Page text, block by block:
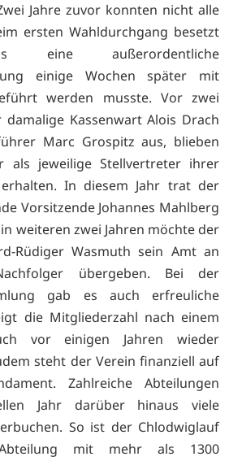
Jahre zuvor konnten nicht alle
ersten Wahldurchgang besetzt
eine außerordentliche
einige Wochen später mit
werden musste. Vor zwei
damalige Kassenwart Alois Drach
Marc Grospitz aus, blieben
als jeweilige Stellvertreter ihrer
In diesem Jahr trat der
Vorsitzende Johannes Mahlberg
weiteren zwei Jahren möchte der
Rüdiger Wasmuth sein Amt an
übergeben. Bei der
gab es auch erfreuliche
die Mitgliederzahl nach einem
vor einigen Jahren wieder
steht der Verein finanziell auf
Zahlreiche Abteilungen
Jahr darüber hinaus viele
So ist der Chlodwiglauf
Abteilung mit mehr als 1300